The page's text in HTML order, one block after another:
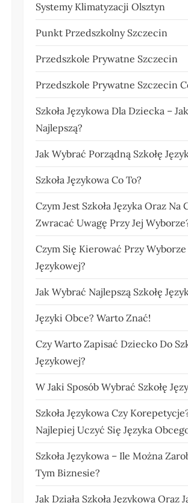
Systemy Klimatyzacji Olsztyn
Punkt Przedszkolny Szczecin
Przedszkole Prywatne Szczecin
Przedszkole Prywatne Szczecin
Szkoła Językowa Dla Dziecka –
Najlepszą?
Jak Wybrać Porządną Szkołę
Szkoła Językowa Co To?
Czym Jest Szkoła Języka Oraz Na
Zwracać Uwagę Przy Jej
Czym Się Kierować Przy Wyborze
Językowej?
Jak Wybrać Najlepszą Szkołę
Języki Obce? Warto Znać!
Czy Warto Zapisać Dziecko Do
Językowej?
W Jaki Sposób Wybrać Szkołę
Szkoła Językowa Czy
Najlepiej Uczyć Się Języka
Szkoła Językowa – Ile Można
Tym Biznesie?
Jak Działa Szkoła Językowa Oraz